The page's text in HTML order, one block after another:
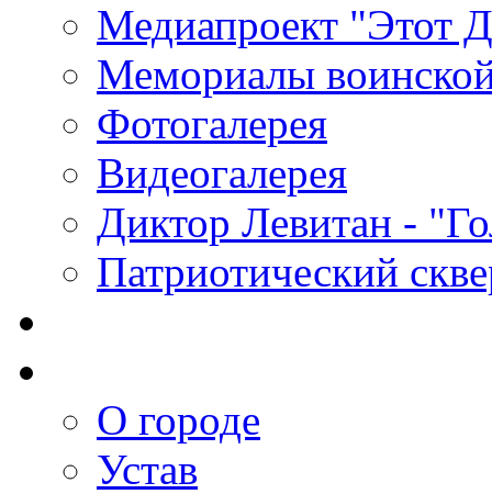
Медиапроект "Этот
Мемориалы
Фотогалерея
Видеогалерея
Диктор Левитан -
Патриотический
О городе
Устав